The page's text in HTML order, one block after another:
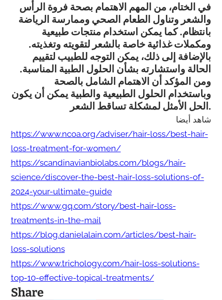
في الختام، من المهم الاهتمام بصحة فروة الرأس
والشعر وتناول الطعام الصحي وممارسة الرياضة
بانتظام. كما يمكن استخدام منتجات طبيعية
ومكملات غذائية خاصة بالشعر لتقويته وتغذيته.
بالإضافة إلى ذلك، يمكن التوجه للطبيب لتقييم
الحالة واستشارته بشأن الحلول الطبية المناسبة.
ومن المؤكد أن الاهتمام الشامل بالصحة
وباستخدام الحلول الطبيعية والطبية يمكن أن يكون
الحل الأمثل لمشكلة تساقط الشعر.
شاهد أيضا
https://www.ncoa.org/adviser/hair-loss/best-hair-
loss-treatment-for-women/
https://scandinavianbiolabs.com/blogs/hair-
science/discover-the-best-hair-loss-solutions-of-
2024-your-ultimate-guide
https://www.gq.com/story/best-hair-loss-
treatments-in-the-mail
https://blog.danielalain.com/articles/best-hair-
loss-solutions
https://www.trichology.com/hair-loss-solutions-
top-10-effective-topical-treatments/
Share